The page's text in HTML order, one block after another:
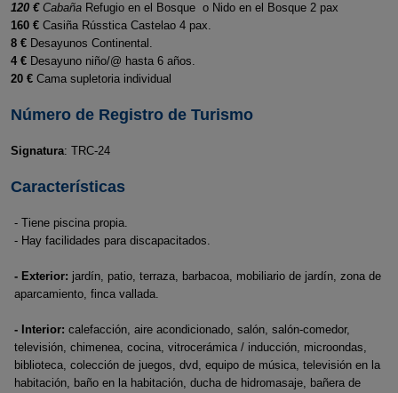
120 € Cabaña Refugio en el Bosque o Nido en el Bosque 2 pax
160 € Casiña Rússtica Castelao 4 pax.
8 €Desayunos Continental.
4 €Desayuno niño/@ hasta 6 años.
20 € Cama supletoria individual
Número de Registro de Turismo
Signatura: TRC-24
Características
- Tiene piscina propia.
- Hay facilidades para discapacitados.
- Exterior: jardín, patio, terraza, barbacoa, mobiliario de jardín, zona de
aparcamiento, finca vallada.
- Interior: calefacción, aire acondicionado, salón, salón-comedor,
televisión, chimenea, cocina, vitrocerámica / inducción, microondas,
biblioteca, colección de juegos, dvd, equipo de música, televisión en la
habitación, baño en la habitación, ducha de hidromasaje, bañera de